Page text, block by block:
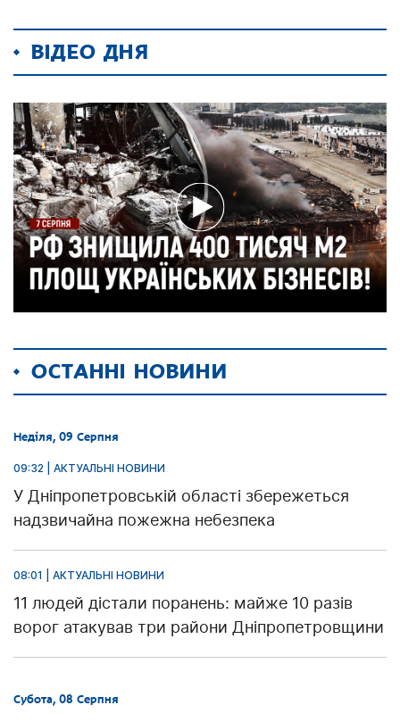
ВІДЕО ДНЯ
ОСТАННІ НОВИНИ
Неділя, 09 Серпня
09:32 | АКТУАЛЬНІ НОВИНИ
У Дніпропетровській області збережеться
надзвичайна пожежна небезпека
08:01 | АКТУАЛЬНІ НОВИНИ
11 людей дістали поранень: майже 10 разів
ворог атакував три райони Дніпропетровщини
Субота, 08 Серпня